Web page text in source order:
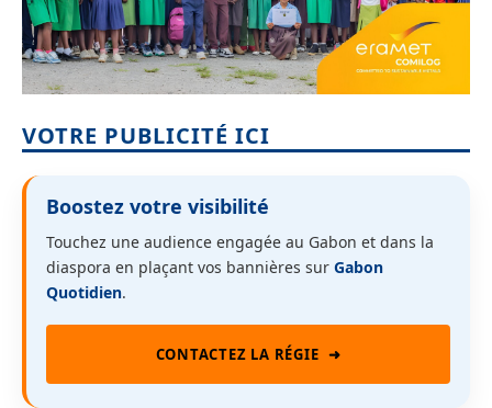
VOTRE PUBLICITÉ ICI
Boostez votre visibilité
Touchez une audience engagée au Gabon et dans la
diaspora en plaçant vos bannières sur Gabon
Quotidien.
CONTACTEZ LA RÉGIE ➜